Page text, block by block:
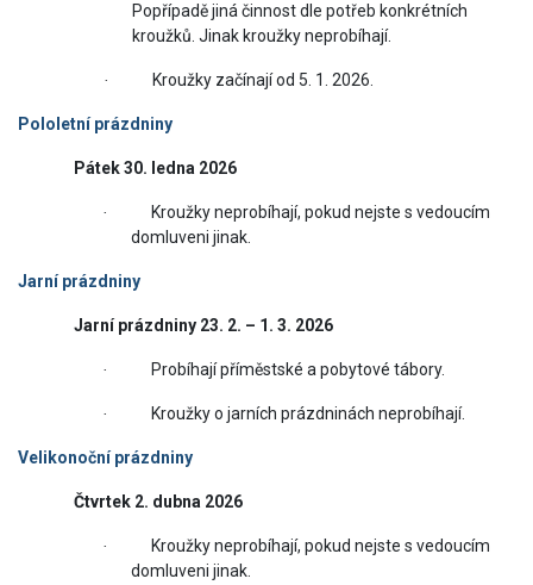
Popřípadě jiná činnost dle potřeb konkrétních
kroužků. Jinak kroužky neprobíhají.
· Kroužky začínají od 5. 1. 2026.
Pololetní prázdniny
Pátek 30. ledna 2026
·
Kroužky neprobíhají, pokud nejste s vedoucím
domluveni jinak.
Jarní prázdniny
Jarní prázdniny 23. 2. – 1. 3. 2026
· Probíhají příměstské a pobytové tábory.
· Kroužky o jarních prázdninách neprobíhají.
Velikonoční prázdniny
Čtvrtek 2. dubna 2026
·
Kroužky neprobíhají, pokud nejste s vedoucím
domluveni jinak.